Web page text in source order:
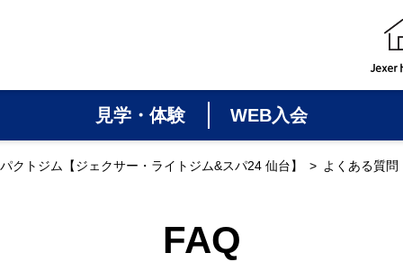
見学・体験 WEB入会
クトジム【ジェクサー・ライトジム&スパ24 仙台】 よくある質問
FAQ